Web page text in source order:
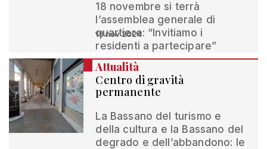
18 novembre si terrà
l’assemblea generale di
quartiere: “Invitiamo i
residenti a partecipare”
16 nov 2024
Attualità
Centro di gravità
permanente
La Bassano del turismo e
della cultura e la Bassano del
degrado e dell’abbandono: le